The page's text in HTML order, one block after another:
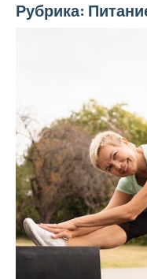
Рубрика: